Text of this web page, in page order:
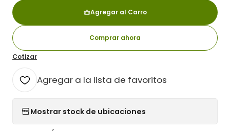
Agregar al Carro
Comprar ahora
Cotizar
Agregar a la lista de favoritos
Mostrar stock de ubicaciones